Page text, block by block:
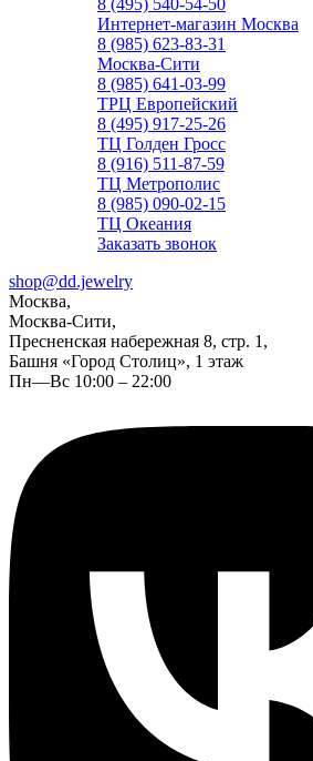
8 (495) 540-54-50
Интернет-магазин Москва
8 (985) 623-83-31
Москва-Сити
8 (985) 641-03-99
ТРЦ Европейский
8 (495) 917-25-26
ТЦ Голден Гросс
8 (916) 511-87-59
ТЦ Метрополис
8 (985) 090-02-15
ТЦ Океания
Заказать звонок
shop@dd.jewelry
Москва,
Москва-Сити,
Пресненская набережная 8, стр. 1,
Башня «Город Столиц», 1 этаж
Пн—Вс 10:00 – 22:00